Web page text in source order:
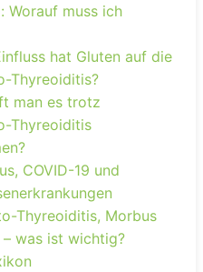
Worauf muss ich
hat Gluten auf die
Thyreoiditis?
man es trotz
Thyreoiditis
COVID-19 und
Thyreoiditis, Morbus
– was ist wichtig?